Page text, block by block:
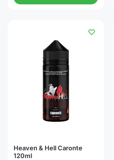
Heaven & Hell Caronte
120ml